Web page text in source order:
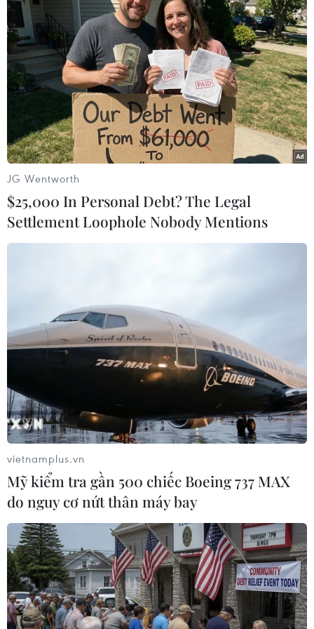
TIN LIÊN QUAN
Vụ chìm tàu trên vùng biển Bình Thuận:
Tàu Barzan, quốc tịch Đức, đang trên hành trình từ Trung
Quốc đi Singapore, đã vớt được 14 ngư dân của tàu cá
BĐ 98268 TS bị chìm trên vùng biển tỉnh Bình Thuận.
Bệnh xá đảo Sinh Tồn cấp cứu ngư dân bị
JG Wentworth
$25,000 In Personal Debt? The Legal
Settlement Loophole Nobody Mentions
vietnamplus.vn
Mỹ kiểm tra gần 500 chiếc Boeing 737 MAX
do nguy cơ nứt thân máy bay